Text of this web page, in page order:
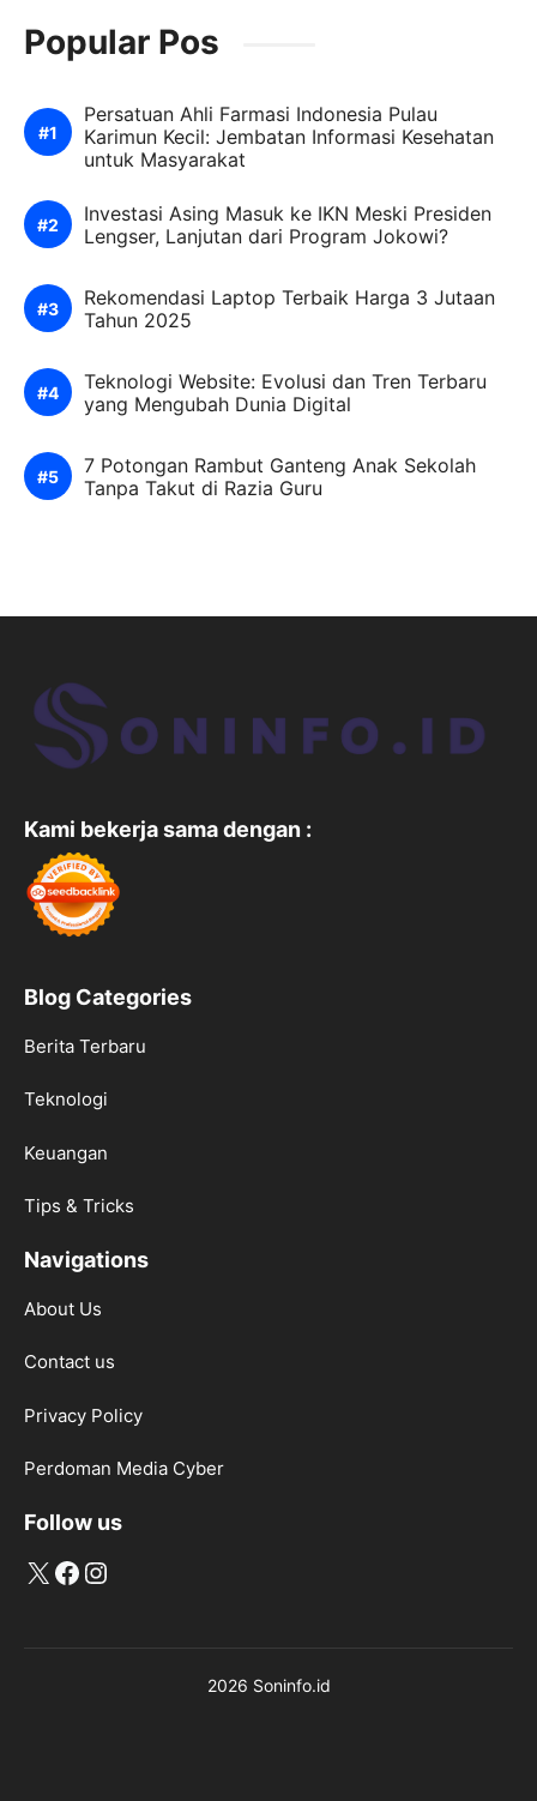
Popular Pos
Persatuan Ahli Farmasi Indonesia Pulau
Karimun Kecil: Jembatan Informasi Kesehatan
untuk Masyarakat
Investasi Asing Masuk ke IKN Meski Presiden
Lengser, Lanjutan dari Program Jokowi?
Rekomendasi Laptop Terbaik Harga 3 Jutaan
Tahun 2025
Teknologi Website: Evolusi dan Tren Terbaru
yang Mengubah Dunia Digital
7 Potongan Rambut Ganteng Anak Sekolah
Tanpa Takut di Razia Guru
Kami bekerja sama dengan :
Blog Categories
Berita Terbaru
Teknologi
Keuangan
Tips & Tricks
Navigations
About Us
Contact us
Privacy Policy
Perdoman Media Cyber
Follow us
X Facebook
Instagram
2026 Soninfo.id